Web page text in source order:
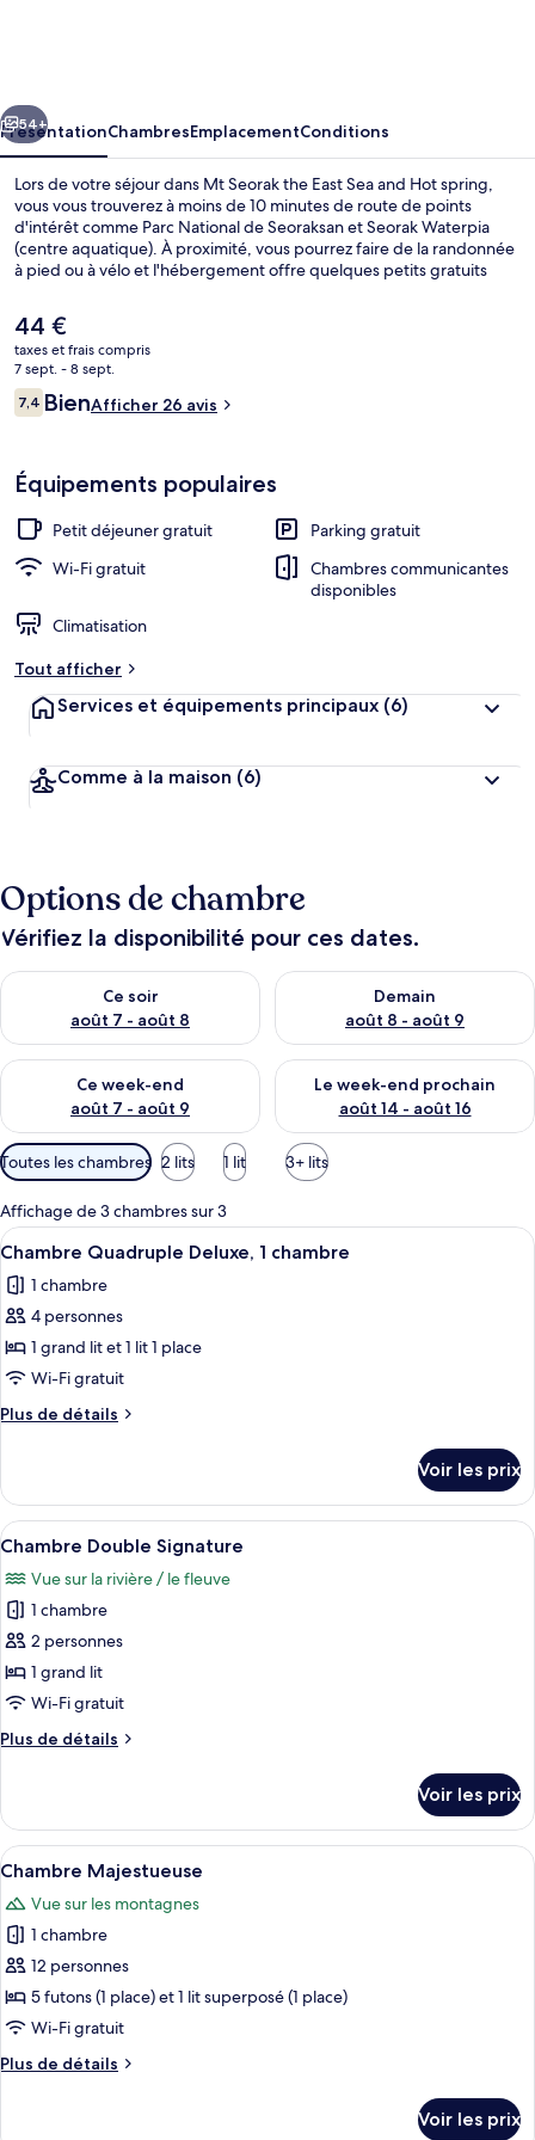
Sea
and
Hot
spring
Suivant
54+
PrésentationChambresEmplacementConditions
Lors de votre séjour dans Mt Seorak the East Sea and Hot spring,
vous vous trouverez à moins de 10 minutes de route de points
d'intérêt comme Parc National de Seoraksan et Seorak Waterpia
(centre aquatique). À proximité, vous pourrez faire de la randonnée
à pied ou à vélo et l'hébergement offre quelques petits gratuits
déjeuner en libre-service proposé tous les jours, entre 06 h 00 et
10 h 00.
Le
prix
actuel
est
de
44 €
taxes et frais compris
7 sept. - 8 sept.
Avis
voyageurs
7,47,4 sur 10
BienAfficher 26 avis
Équipements populaires
Petit déjeuner gratuit
Parking gratuit
Wi-Fi gratuit
Chambres communicantes
disponibles
Climatisation
Tout afficher
Services et équipements principaux (6)
Comme à la maison (6)
Options de chambre
Vérifiez la disponibilité pour ces dates.
Ce soir
août 7 - août 8
Vérifier la disponibilité pour ce soir août 7 - août 8
Demain
août 8 - août 9
Vérifier la disponibilité pour
Ce week-end
août 7 - août 9
Vérifier la disponibilité pour ce week-end août 7 - août 9
Le week-end prochain
août 14 - août 16
Vérifier la disponibilité pour
Filtres
disponibles
pour
les
chambres
Toutes les chambres 2 lits 1 lit 3+ lits
Affichage de 3 chambres sur 3
Afficher
toutes
les
photos
pour
ce
type
de
Chambre
Quadruple
Deluxe,
1
chambre
Une chambre d’hôtel avec deux lits
9
Chambre Quadruple Deluxe, 1 chambre
1 chambre
4 personnes
1 grand lit et 1 lit 1 place
Wi-Fi gratuit
Plus de détails
Plus
le
type
de
Chambre
Quadruple
Deluxe,
chambre
Voir les prix
Afficher
toutes
les
photos
pour
ce
type
chambre :
Signature
Un lit simple avec un cadre en bois
13
Chambre Double Signature
Vue sur la rivière / le fleuve
1 chambre
2 personnes
1 grand lit
Wi-Fi gratuit
Plus de détails
Plus
le
type
de
Chambre
Double
Signature
Voir les prix
Afficher
toutes
les
photos
pour
ce
type
chambre :
Une chambre d’hôtel avec un
11
Chambre Majestueuse
Vue sur les montagnes
1 chambre
12 personnes
5 futons (1 place) et 1 lit superposé (1 place)
Wi-Fi gratuit
Plus de détails
Plus
Voir les prix